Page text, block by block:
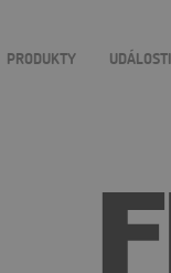
PRODUKTY UDÁLOSTI